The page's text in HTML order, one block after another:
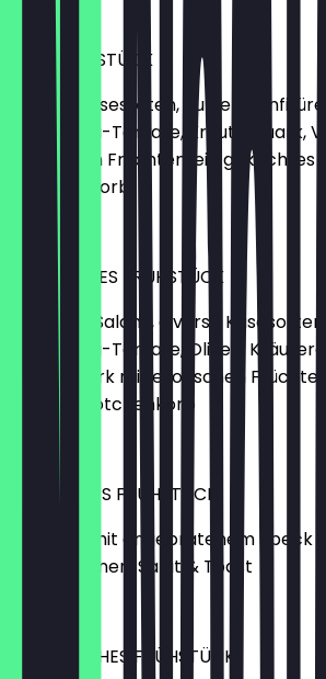
€9.90
KÄSEFRÜHSTÜCK
Diverse Käsesorten, Butter,
Mozzarella-Tomate, Kräuterquark,
exotischen Früchten, ein gekochtes
Brötchenkorb
€10.90
GEMISCHTES FRÜHSTÜCK
Schinken, Salami, diverse
Mozzarella-Tomate, Oliven,
Vanillequark mit exotischen
und ein Brötchenkorb
€12.90
ENGLISCHES FRÜHSTÜCK
Spiegelei mit angebratenem Speck
weiße Bohnen, Salat & Toast
ITALIENISCHES FRÜHSTÜCK